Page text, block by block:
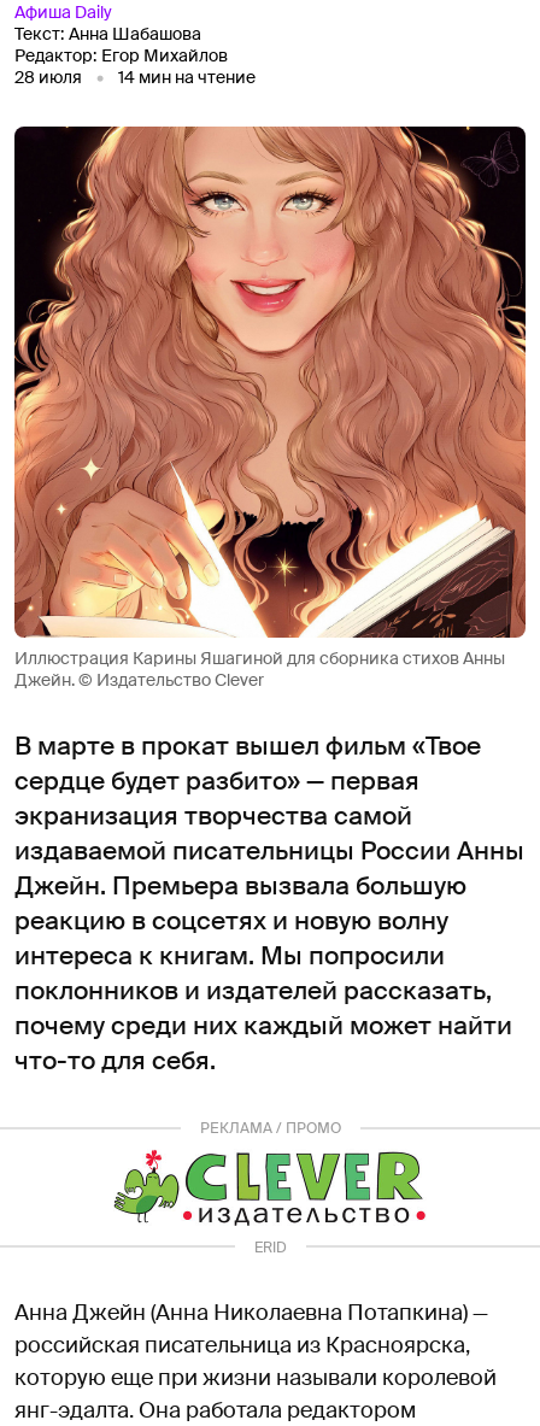
Афиша Daily
Текст: Анна Шабашова
Редактор: Егор Михайлов
28 июля
14 мин на чтение
Иллюстрация Карины Яшагиной для сборника стихов Анны
Джейн. © Издательство Clever
В марте в прокат вышел фильм «Твое
сердце будет разбито» — первая
экранизация творчества самой
издаваемой писательницы России Анны
Джейн. Премьера вызвала большую
реакцию в соцсетях и новую волну
интереса к книгам. Мы попросили
поклонников и издателей рассказать,
почему среди них каждый может найти
что-то для себя.
РЕКЛАМА / ПРОМО
ERID
Анна Джейн (Анна Николаевна Потапкина) —
российская писательница из Красноярска,
которую еще при жизни называли королевой
янг-эдалта. Она работала редактором